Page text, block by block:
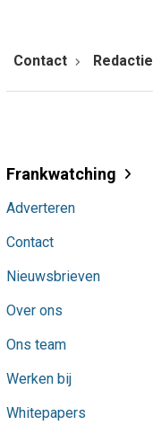
Contact Redactie
Frankwatching
Adverteren
Contact
Nieuwsbrieven
Over ons
Ons team
Werken bij
Whitepapers